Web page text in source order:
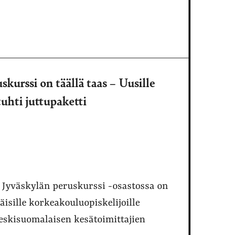
on täällä taas – Uusille
juttupaketti
peruskurssi -osastossa on
korkeakouluopiskelijoille
kesätoimittajien